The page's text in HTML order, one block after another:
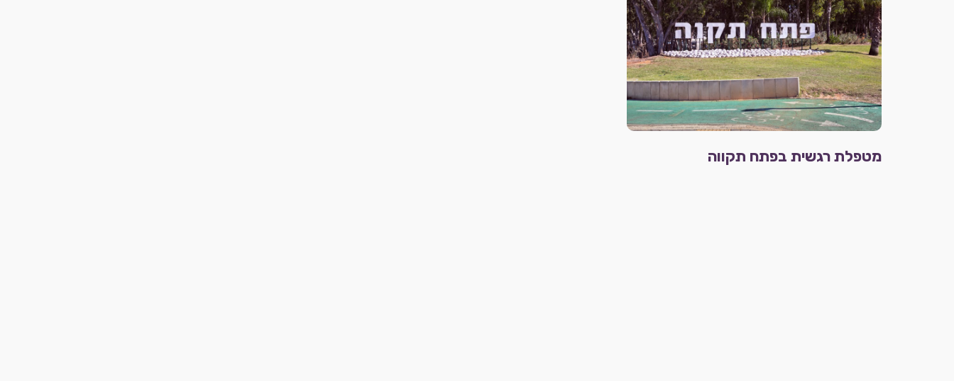
מטפלת רגשית בפתח תקווה